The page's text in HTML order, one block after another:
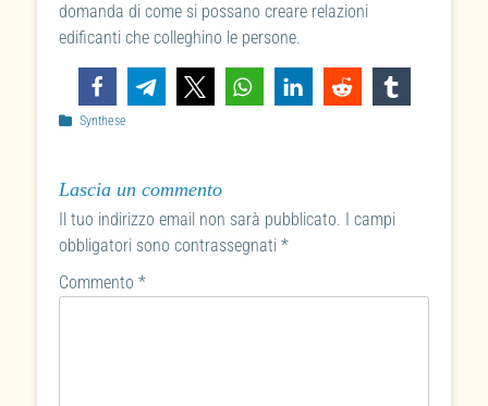
domanda di come si possano creare relazioni
edificanti che colleghino le persone.
Categories
Synthese
Lascia un commento
Il tuo indirizzo email non sarà pubblicato.
I campi
obbligatori sono contrassegnati *
Commento *